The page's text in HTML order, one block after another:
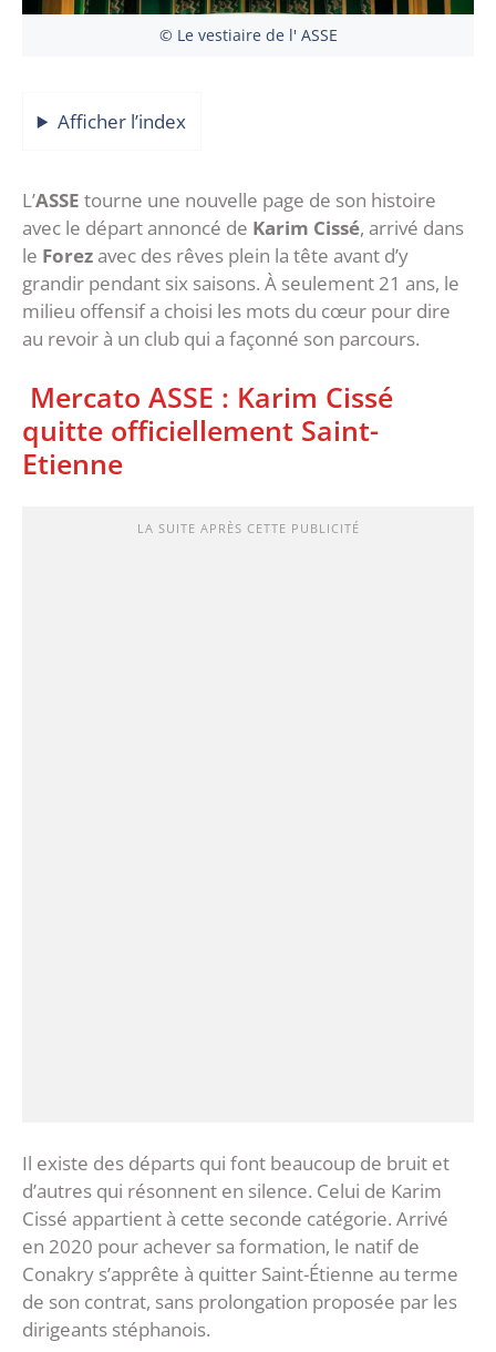
© Le vestiaire de l' ASSE
Afficher l’index
‎L’ASSE tourne une nouvelle page de son histoire
avec le départ annoncé de Karim Cissé, arrivé dans
le Forezavec des rêves plein la tête avant d’y
grandir pendant six saisons. À seulement 21 ans, le
milieu offensif a choisi les mots du cœur pour dire
au revoir à un club qui a façonné son parcours.
‎ Mercato ASSE : Karim Cissé
quitte officiellement Saint-
Etienne
LA SUITE APRÈS CETTE PUBLICITÉ
‎Il existe des départs qui font beaucoup de bruit et
d’autres qui résonnent en silence. Celui de Karim
Cissé appartient à cette seconde catégorie. Arrivé
en 2020 pour achever sa formation, le natif de
Conakry s’apprête à quitter Saint-Étienne au terme
de son contrat, sans prolongation proposée par les
dirigeants stéphanois.